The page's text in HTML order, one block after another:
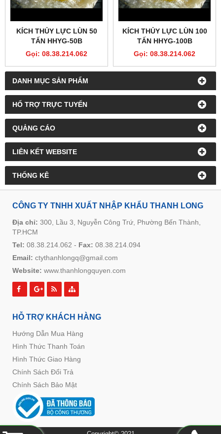
DANH MỤC SẢN PHẨM
HỔ TRỢ TRỰC TUYẾN
QUẢNG CÁO
LIÊN KẾT WEBSITE
THỐNG KÊ
KÍCH THỦY LỰC LÙN 50
TẤN HHYG-50B
Gọi: 08.38.214.062
KÍCH THỦY LỰC LÙN 100
TẤN HHYG-100B
Gọi: 08.38.214.062
CÔNG TY TNHH XUẤT NHẬP KHẨU THANH LONG
Địa chỉ: 300, Lầu 3, Nguyễn Công Trứ, Phường Bến Thành,
TP.HCM
Tel: 08.38.214.062 - Fax: 08.38.214.094
Email: ctythanhlongq@gmail.com
Website: www.thanhlongquyen.com
HỖ TRỢ KHÁCH HÀNG
Hướng Dẫn Mua Hàng
Hình Thức Thanh Toán
Hình Thức Giao Hàng
Chính Sách Đổi Trả
Chính Sách Bảo Mật